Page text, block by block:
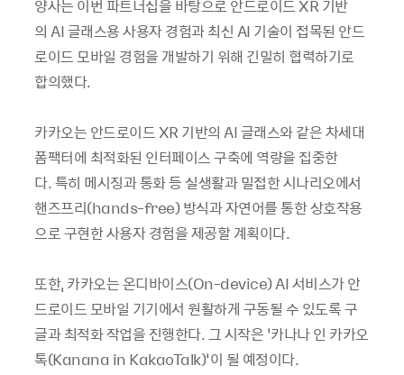
양사는 이번 파트너십을 바탕으로 안드로이드 XR 기반
의 AI 글래스용 사용자 경험과 최신 AI 기술이 접목된 안드
로이드 모바일 경험을 개발하기 위해 긴밀히 협력하기로
합의했다.
카카오는 안드로이드 XR 기반의 AI 글래스와 같은 차세대
폼팩터에 최적화된 인터페이스 구축에 역량을 집중한
다. 특히 메시징과 통화 등 실생활과 밀접한 시나리오에서
핸즈프리(hands-free) 방식과 자연어를 통한 상호작용
으로 구현한 사용자 경험을 제공할 계획이다.
또한, 카카오는 온디바이스(On-device) AI 서비스가 안
드로이드 모바일 기기에서 원활하게 구동될 수 있도록 구
글과 최적화 작업을 진행한다. 그 시작은 ‘카나나 인 카카오
톡(Kanana in KakaoTalk)’이 될 예정이다.